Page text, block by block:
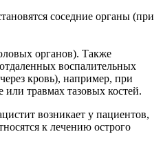
соседние органы (при
органов). Также
воспалительных
кровь), например, при
травмах тазовых костей.
возникает у пациентов,
к лечению острого